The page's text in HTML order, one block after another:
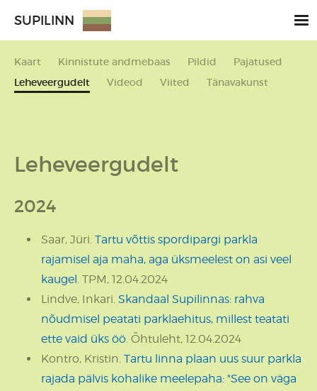
SUPILINN
Kaart Kinnistute andmebaas Pildid
Pajatused
Leheveergudelt
Videod Viited Tänavakunst
Leheveergudelt
2024
Saar, Jüri. Tartu võttis spordipargi parkla
rajamisel aja maha, aga üksmeelest on asi veel
kaugel. TPM, 12.04.2024
Lindve, Inkari. Skandaal Supilinnas: rahva
nõudmisel peatati parklaehitus, millest teatati
ette vaid üks öö. Õhtuleht, 12.04.2024
Kontro, Kristin. Tartu linna plaan uus suur parkla
rajada pälvis kohalike meelepaha: "See on väga